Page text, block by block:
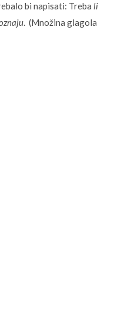
bi napisati: Trebali
. (Množina glagola